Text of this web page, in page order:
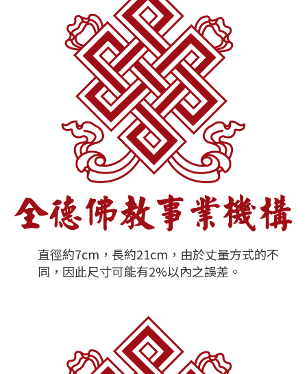
直徑約7cm，長約21cm，由於丈量方式的不
同，因此尺寸可能有2%以內之誤差。